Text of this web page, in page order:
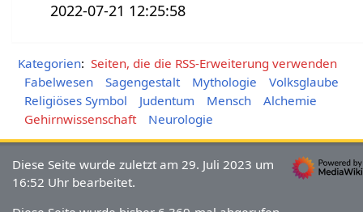
2022-07-21 12:25:58
Kategorien: Seiten, die die RSS-Erweiterung verwenden
Fabelwesen
Sagengestalt Mythologie
Volksglaube
Religiöses Symbol
Judentum Mensch
Alchemie
Gehirnwissenschaft
Neurologie
Diese Seite wurde zuletzt am 29. Juli 2023 um
16:52 Uhr bearbeitet.